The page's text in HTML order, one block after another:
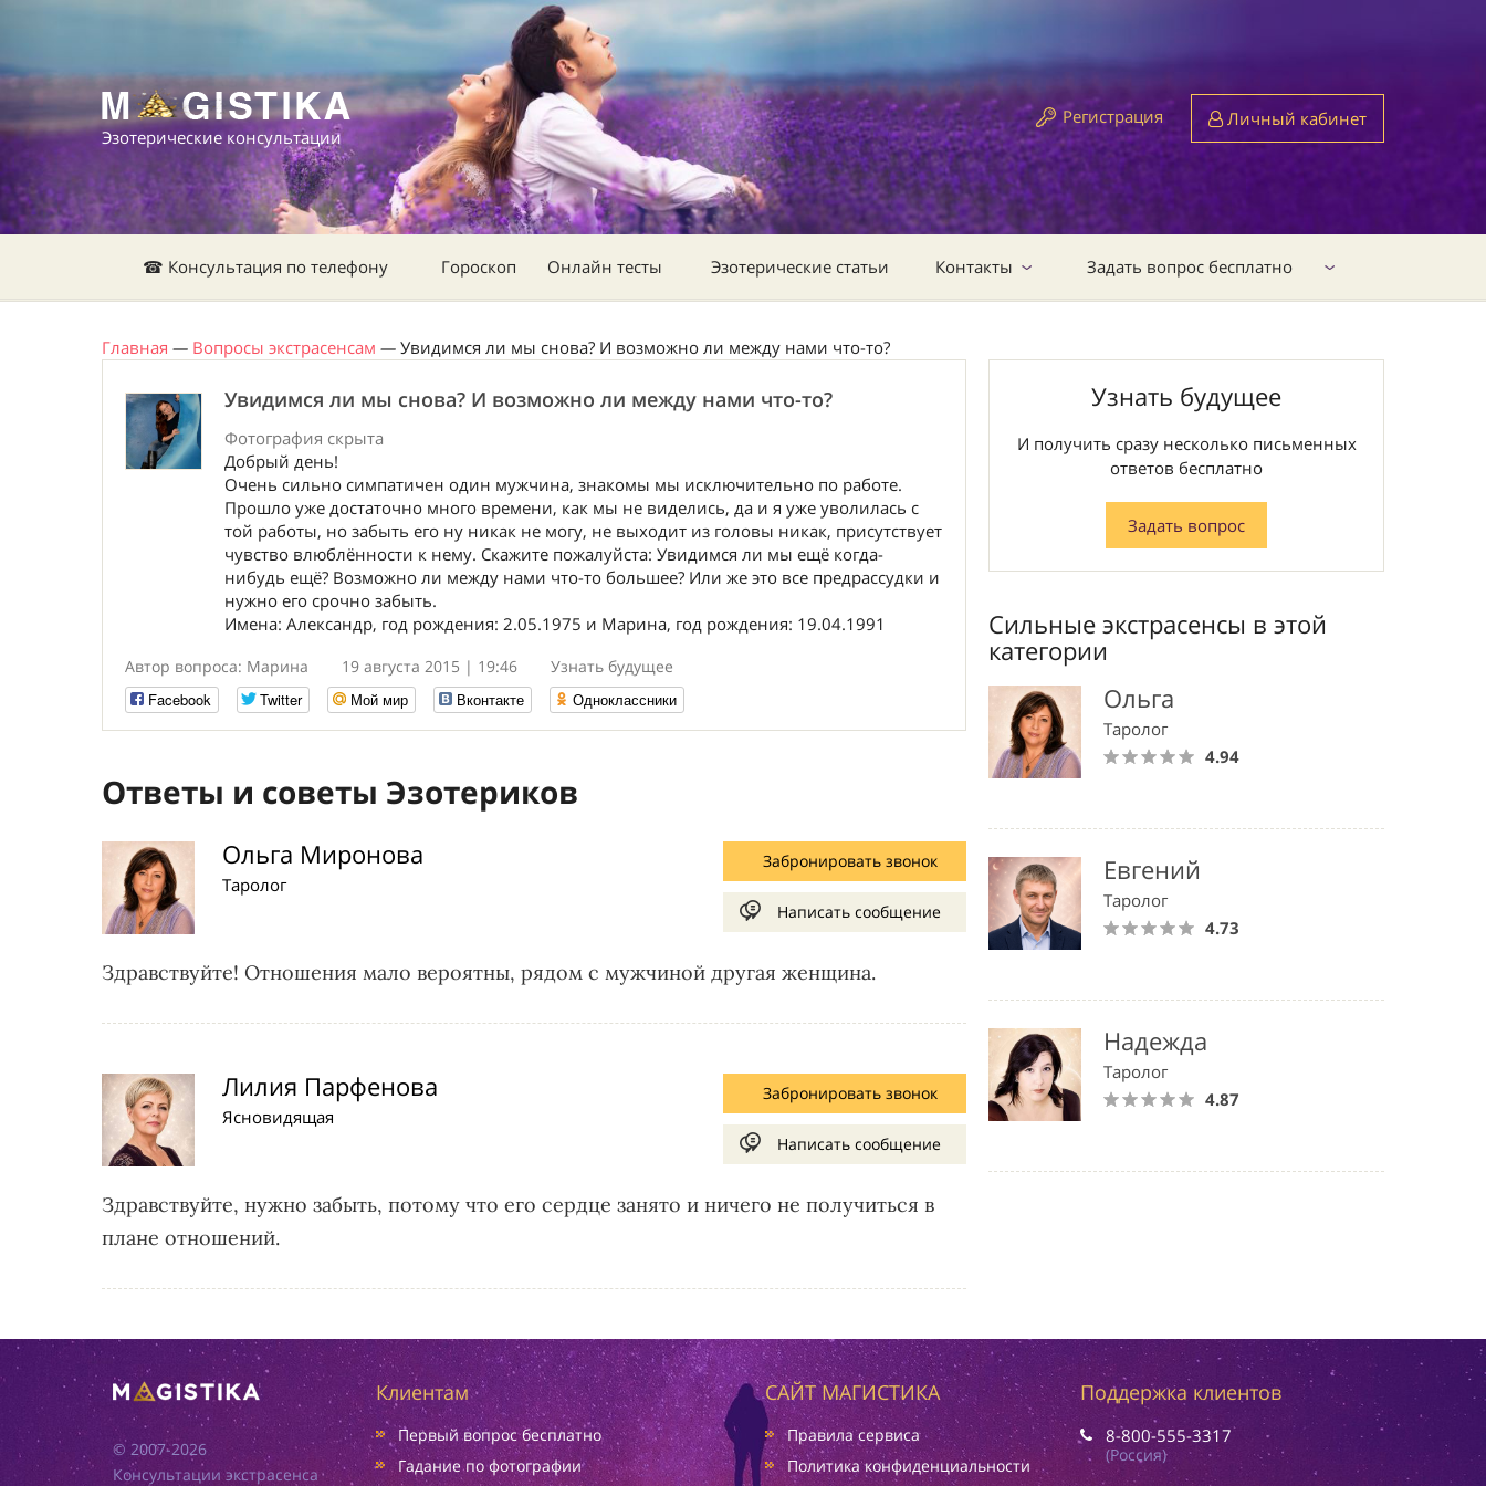
Эзотерические консультации
Регистрация Личный кабинет
☎ Консультация по телефону Гороскоп Онлайн тесты Эзотерические статьи Контакты Задать вопрос бесплатно
Главная — Вопросы экстрасенсам — Увидимся ли мы снова? И возможно ли между нами что-то?
Увидимся ли мы снова? И возможно ли между нами что-то?
Фотография скрыта
Добрый день!
Очень сильно симпатичен один мужчина, знакомы мы исключительно по работе.
Прошло уже достаточно много времени, как мы не виделись, да и я уже уволилась с
той работы, но забыть его ну никак не могу, не выходит из головы никак, присутствует
чувство влюблённости к нему. Скажите пожалуйста: Увидимся ли мы ещё когда-
нибудь ещё? Возможно ли между нами что-то большее? Или же это все предрассудки и
нужно его срочно забыть.
Имена: Александр, год рождения: 2.05.1975 и Марина, год рождения: 19.04.1991
Автор вопроса: Марина 19 августа 2015 | 19:46
Узнать будущее
Facebook
Twitter Мой мир Вконтакте Одноклассники
Ответы и советы Эзотериков
Ольга Миронова
Таролог
Забронировать звонок
Написать сообщение
Здравствуйте! Отношения мало вероятны, рядом с мужчиной другая женщина.
Лилия Парфенова
Ясновидящая
Забронировать звонок
Написать сообщение
Здравствуйте, нужно забыть, потому что его сердце занято и ничего не получиться в
плане отношений.
Узнать будущее
И получить сразу несколько письменных
ответов бесплатно
Задать вопрос
Сильные экстрасенсы в этой
категории
Ольга
Таролог
4.94
Евгений
Таролог
4.73
Надежда
Таролог
4.87
© 2007-2026
Консультации экстрасенса
Клиентам
Первый вопрос бесплатно
Гадание по фотографии
САЙТ МАГИСТИКА
Правила сервиса
Политика конфиденциальности
Поддержка клиентов
8-800-555-3317
(Россия)